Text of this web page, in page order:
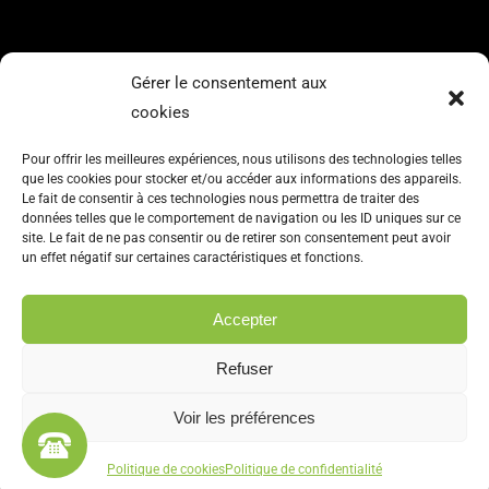
Gérer le consentement aux
cookies
Pour offrir les meilleures expériences, nous utilisons des technologies telles
que les cookies pour stocker et/ou accéder aux informations des appareils.
Le fait de consentir à ces technologies nous permettra de traiter des
données telles que le comportement de navigation ou les ID uniques sur ce
site. Le fait de ne pas consentir ou de retirer son consentement peut avoir
un effet négatif sur certaines caractéristiques et fonctions.
Accepter
Refuser
Voir les préférences
Politique de cookiesPolitique de confidentialité
NAVIGATION
Soins
Formations
Tarifs
Contact
2022
Mentions légales